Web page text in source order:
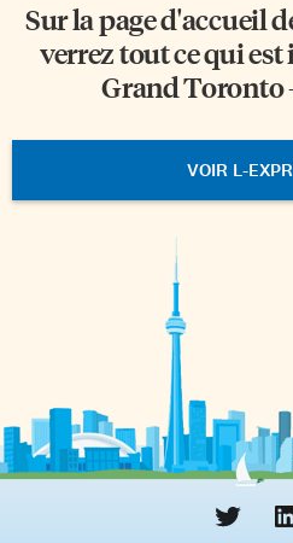
Sur la page d'accueil
verrez tout ce qui
Grand Toronto
VOIR L-